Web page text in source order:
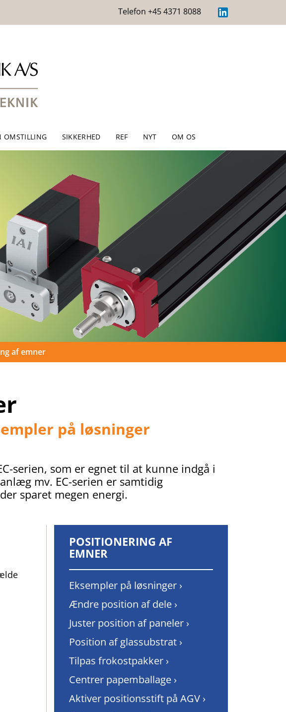
Telefon +45 4371 8088
OMSTILLING SIKKERHED REF NYT OM OS
af emner
på løsninger
serien, som er egnet til at kunne indgå i
mv. EC-serien er samtidig
sparet megen energi.
POSITIONERING AF
EMNER
Eksempler på løsninger ›
Ændre position af dele ›
Juster position af paneler ›
Position af glassubstrat ›
Tilpas frokostpakker ›
Centrer papemballage ›
Aktiver positionsstift på AGV ›